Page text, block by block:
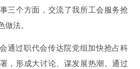
三个方面，交流了我所工会服务抢
法。
通过职代会传达院党组加快抢占科
，形成大讨论、谋发展热潮。通过